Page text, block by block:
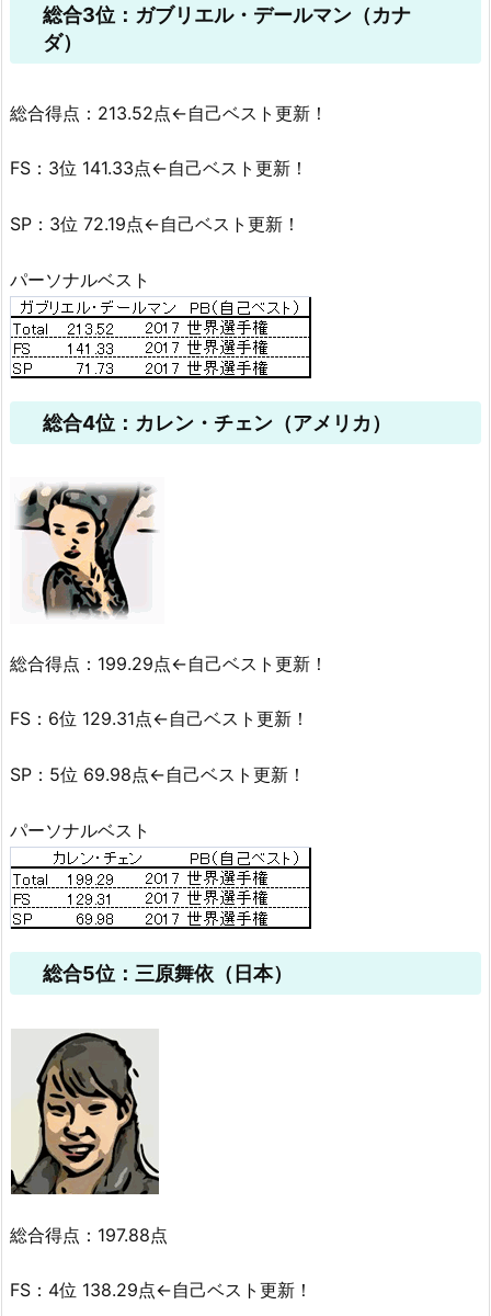
総合3位：ガブリエル・デールマン（カナ
ダ）
総合得点：213.52点←自己ベスト更新！
FS：3位 141.33点←自己ベスト更新！
SP：3位 72.19点←自己ベスト更新！
パーソナルベスト
総合4位：カレン・チェン（アメリカ）
総合得点：199.29点←自己ベスト更新！
FS：6位 129.31点←自己ベスト更新！
SP：5位 69.98点←自己ベスト更新！
パーソナルベスト
総合5位：三原舞依（日本）
総合得点：197.88点
FS：4位 138.29点←自己ベスト更新！